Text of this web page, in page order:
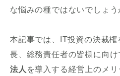
な悩みの種ではないでしょう
本記事では、IT投資の決裁
長、総務責任者の皆様に向け
法人 を導入する経営上のメ